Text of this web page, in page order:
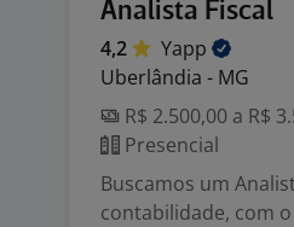
Analista Fiscal
4,2
Yapp
Uberlândia - MG
R$ 2.500,00 a R$
Presencial
Buscamos um
contabilidade, com